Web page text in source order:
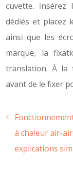
cuvette.
dédiés et placez
ainsi que les
marque, la
translation. À la
avant de le fixer
à chaleur air-air:
explications